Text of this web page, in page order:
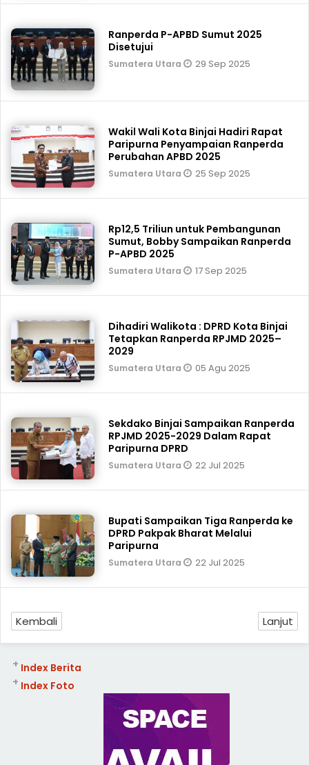
Ranperda P-APBD Sumut 2025
Disetujui
Sumatera Utara 29 Sep 2025
Wakil Wali Kota Binjai Hadiri Rapat
Paripurna Penyampaian Ranperda
Perubahan APBD 2025
Sumatera Utara 25 Sep 2025
Rp12,5 Triliun untuk Pembangunan
Sumut, Bobby Sampaikan Ranperda
P-APBD 2025
Sumatera Utara 17 Sep 2025
Dihadiri Walikota : DPRD Kota Binjai
Tetapkan Ranperda RPJMD 2025–
2029
Sumatera Utara 05 Agu 2025
Sekdako Binjai Sampaikan Ranperda
RPJMD 2025-2029 Dalam Rapat
Paripurna DPRD
Sumatera Utara 22 Jul 2025
Bupati Sampaikan Tiga Ranperda ke
DPRD Pakpak Bharat Melalui
Paripurna
Sumatera Utara 22 Jul 2025
Kembali Lanjut
Index Berita
+
Index Foto
+